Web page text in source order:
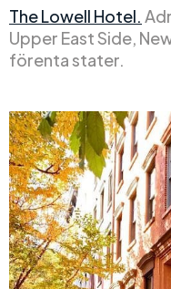
The Lowell Hotel.
Upper East Side,
förenta stater.